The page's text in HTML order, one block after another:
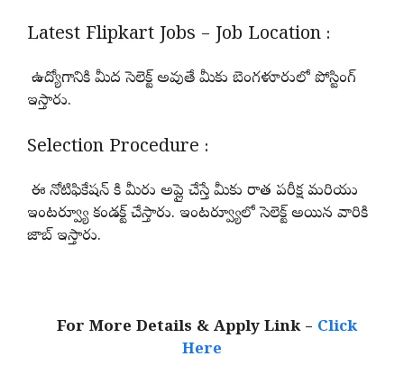
Latest Flipkart Jobs – Job Location :
ఉద్యోగానికి మీద సెలెక్ట్ అవుతే మీకు బెంగళూరులో పోస్టింగ్
ఇస్తారు.
Selection Procedure :
ఈ నోటిఫికేషన్ కి మీరు అప్లై చేస్తే మీకు రాత పరీక్ష మరియు
ఇంటర్వ్యూ కండక్ట్ చేస్తారు. ఇంటర్వ్యూలో సెలెక్ట్ అయిన వారికి
జాబ్ ఇస్తారు.
For More Details & Apply Link – Click
Here